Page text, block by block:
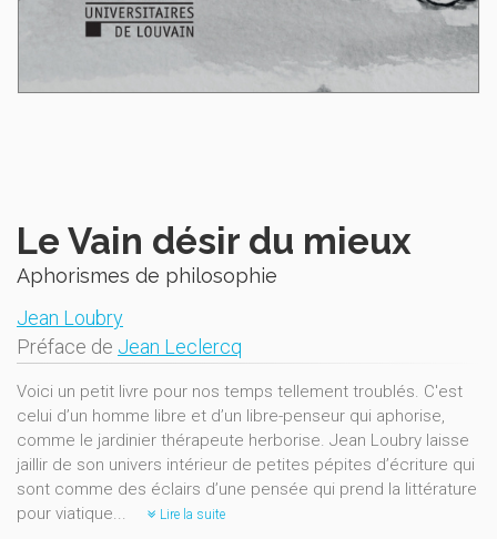
Le Vain désir du mieux
Aphorismes de philosophie
Jean Loubry
Préface de Jean Leclercq
Voici un petit livre pour nos temps tellement troublés. C'est
celui d’un homme libre et d’un libre-penseur qui aphorise,
comme le jardinier thérapeute herborise. Jean Loubry laisse
jaillir de son univers intérieur de petites pépites d’écriture qui
sont comme des éclairs d’une pensée qui prend la littérature
pour viatique...
Lire la suite